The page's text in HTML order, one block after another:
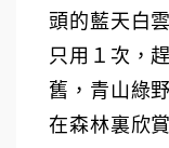
頭的藍天白
只用１次，
舊，青山綠
在森林裏欣